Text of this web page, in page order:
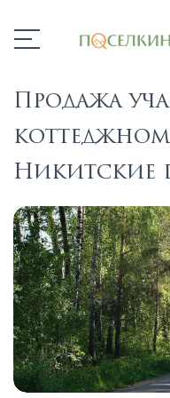
Продажа
Никитские